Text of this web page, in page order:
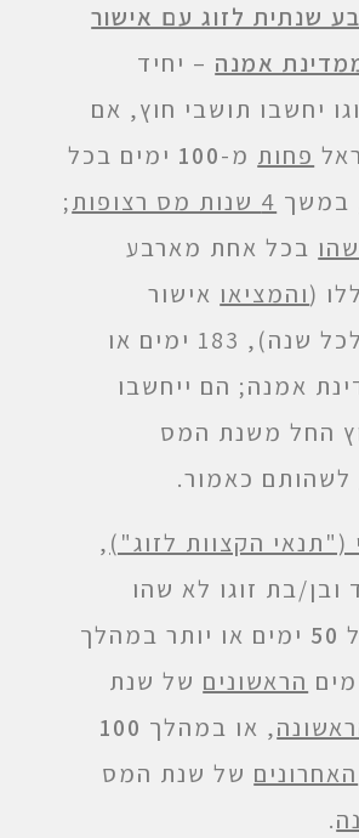
שנתית לזוג עם אישור
אמנה – יחיד
יחשבו תושבי חוץ, אם
פחות מ-100 ימים בכל
במשך 4 שנות מס רצופות
;
בכל אחת מארבע
(והמציאו אישור
תושבות לכל שנה), 183 ימים או
אמנה; הם ייחשבו
החל משנת המס
לשהותם כאמור.
("תנאי הקצוות לזוג"),
ובן/בת זוגו לא שהו
50 ימים או יותר במהלך
הראשונים של שנת
, או במהלך 100
האחרונים של שנת המס
.